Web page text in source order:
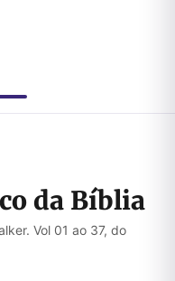
da Bíblia
Vol 01 ao 37, do